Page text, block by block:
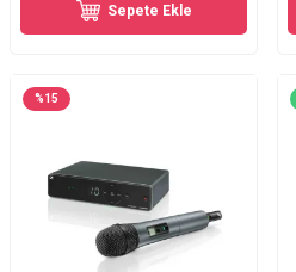
Sepete Ekle
%15